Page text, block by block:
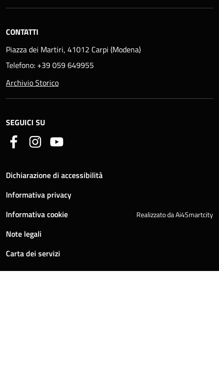
CONTATTI
Piazza dei Martiri, 41012 Carpi (Modena)
Telefono: +39 059 649955
Archivio Storico
SEGUICI SU
Dichiarazione di accessibilità
Informativa privacy
Informativa cookie
Note legali
Carta dei servizi
Realizzato da Ai4Smartcity